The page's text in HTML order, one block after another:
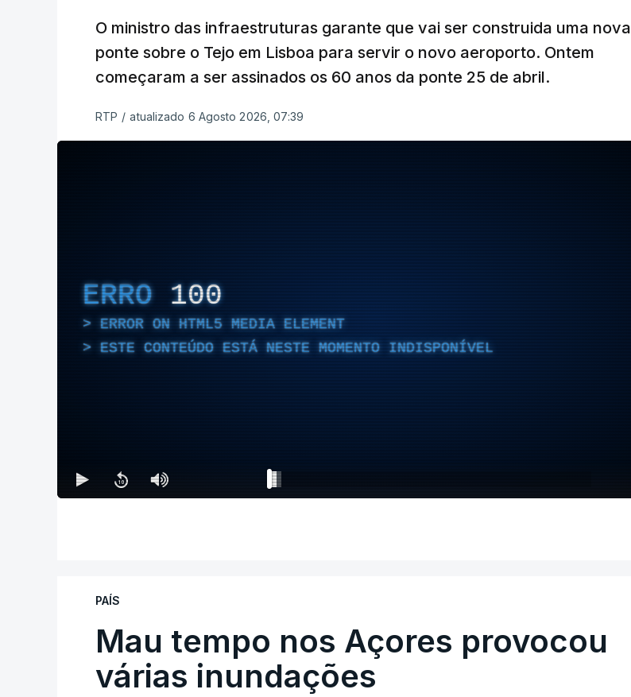
O ministro das infraestruturas garante que vai ser construida uma nova
ponte sobre o Tejo em Lisboa para servir o novo aeroporto. Ontem
começaram a ser assinados os 60 anos da ponte 25 de abril.
RTP / atualizado 6 Agosto 2026, 07:39
ERRO 100
ERROR ON HTML5 MEDIA ELEMENT
ESTE CONTEÚDO ESTÁ NESTE MOMENTO INDISPONÍVEL
PAÍS
Mau tempo nos Açores provocou
várias inundações